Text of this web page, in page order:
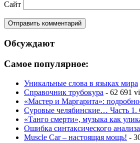
Сайт
Обсуждают
Самое популярное:
Уникальные слова в языках мира
Справочник трубокура - 62 691
«Мастер и Маргарита»:
Суровые челябинские… Часть
«Танго смерти», музыка как
Ошибка синтаксического
Muscle Car – настоящая мощь! -